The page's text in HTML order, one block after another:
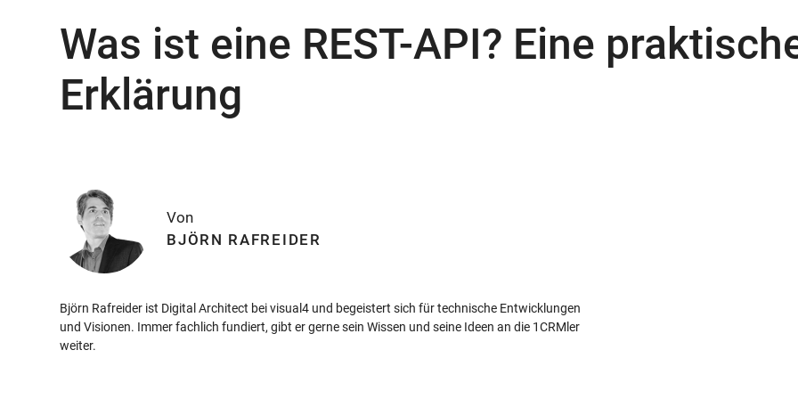
Was ist eine REST-API? Eine
Erklärung
Von
BJÖRN RAFREIDER
Björn Rafreider ist Digital Architect bei visual4 und begeistert sich für technische Entwicklungen
und Visionen. Immer fachlich fundiert, gibt er gerne sein Wissen und seine Ideen an die 1CRMler
weiter.